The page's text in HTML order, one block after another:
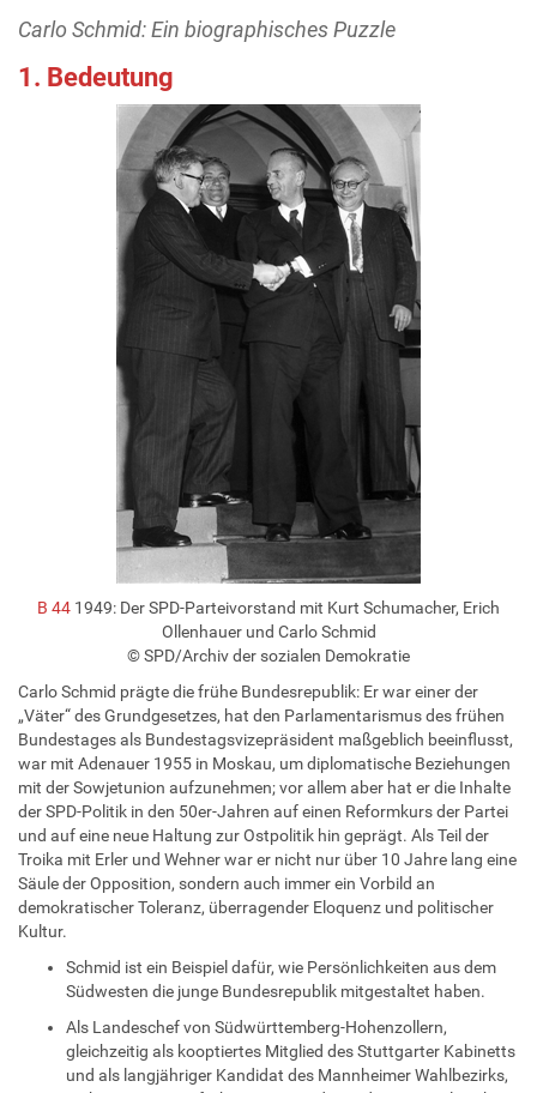
Carlo Schmid: Ein biographisches Puzzle
1. Bedeutung
B 44 1949: Der SPD-Parteivorstand mit Kurt Schumacher, Erich
Ollenhauer und Carlo Schmid
© SPD/Archiv der sozialen Demokratie
Carlo Schmid prägte die frühe Bundesrepublik: Er war einer der
„Väter“ des Grundgesetzes, hat den Parlamentarismus des frühen
Bundestages als Bundestagsvizepräsident maßgeblich beeinflusst,
war mit Adenauer 1955 in Moskau, um diplomatische Beziehungen
mit der Sowjetunion aufzunehmen; vor allem aber hat er die Inhalte
der SPD-Politik in den 50er-Jahren auf einen Reformkurs der Partei
und auf eine neue Haltung zur Ostpolitik hin geprägt. Als Teil der
Troika mit Erler und Wehner war er nicht nur über 10 Jahre lang eine
Säule der Opposition, sondern auch immer ein Vorbild an
demokratischer Toleranz, überragender Eloquenz und politischer
Kultur.
Schmid ist ein Beispiel dafür, wie Persönlichkeiten aus dem
Südwesten die junge Bundesrepublik mitgestaltet haben.
Als Landeschef von Südwürttemberg-Hohenzollern,
gleichzeitig als kooptiertes Mitglied des Stuttgarter Kabinetts
und als langjähriger Kandidat des Mannheimer Wahlbezirks,